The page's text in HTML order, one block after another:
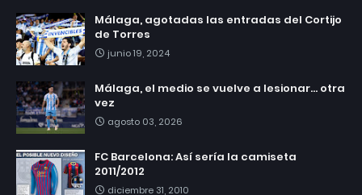
Málaga, agotadas las entradas del Cortijo
de Torres
junio 19, 2024
Málaga, el medio se vuelve a lesionar... otra
vez
agosto 03, 2026
FC Barcelona: Así sería la camiseta
2011/2012
diciembre 31, 2010